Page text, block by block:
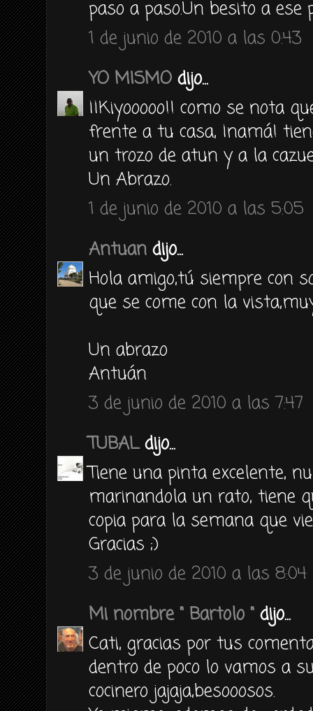
paso a paso.Un besito a ese
1 de junio de 2010 a las 0:43
YO MISMO dijo...
¡¡Kiyooooo!! como se nota
frente a tu casa, ¡namá!
un trozo de atun y a la
Un Abrazo.
1 de junio de 2010 a las 5:05
Antuan dijo...
Hola amigo,tú siempre con
que se come con la
Un abrazo
Antuán
3 de junio de 2010 a las 7:47
TUBALdijo...
Tiene una pinta excelente,
marinandola un rato, tiene
copia para la semana que
Gracias ;)
3 de junio de 2010 a las 8:04
Mi nombre " Bartolo " dijo...
Cati, gracias por tus
dentro de poco lo vamos a
cocinero jajaja,besooosos.